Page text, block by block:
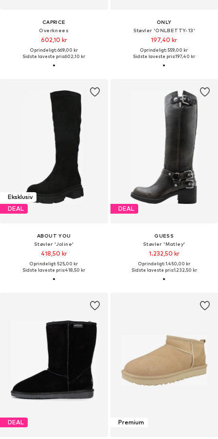
CAPRICE
Overknees
602,10 kr
Oprindeligt: 669,00 kr
Sidste laveste pris:602,10 kr
ONLY
Støvler 'ONLBETTY-13'
197,40 kr
Oprindeligt: 559,00 kr
Sidste laveste pris:197,40 kr
Eksklusiv
DEAL
ABOUT YOU
Støvler 'Joline'
418,50 kr
Oprindeligt: 525,00 kr
Sidste laveste pris:418,50 kr
DEAL
GUESS
Støvler 'Matley'
1.232,50 kr
Oprindeligt: 1.450,00 kr
Sidste laveste pris:1.232,50 kr
DEAL Premium